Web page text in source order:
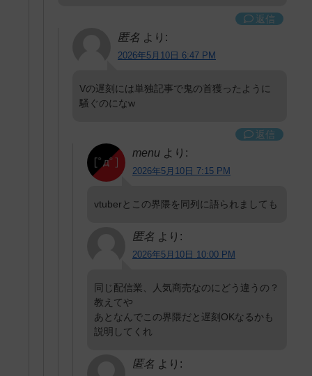
返信
匿名 より:
2026年5月10日 6:47 PM
Vの遅刻には単独記事で鬼の首獲ったように
騒ぐのになw
返信
menu より:
2026年5月10日 7:15 PM
vtuberとこの界隈を同列に語られましても
匿名 より:
2026年5月10日 10:00 PM
同じ配信業、人気商売なのにどう違うの？
教えてや
あとなんでこの界隈だと遅刻OKなるかも
説明してくれ
匿名 より: